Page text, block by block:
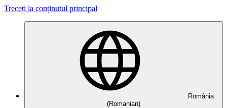
Treceți la conținutul principal
România
(Romanian)